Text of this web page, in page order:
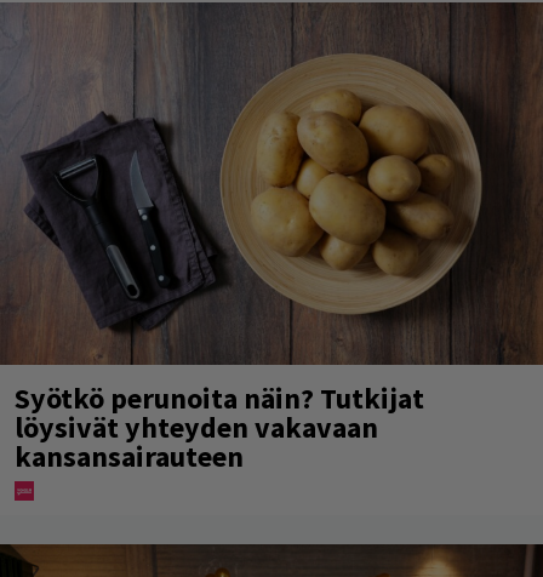
Syötkö perunoita näin? Tutkijat
löysivät yhteyden vakavaan
kansansairauteen